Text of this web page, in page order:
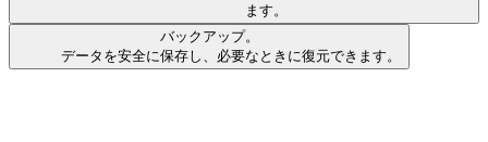
ます。
バックアップ。
データを安全に保存し、必要なときに復元できます。